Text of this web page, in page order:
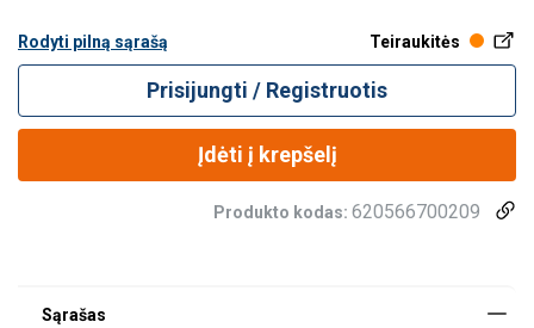
Rodyti pilną sąrašą Teiraukitės
Prisijungti / Registruotis
Įdėti į krepšelį
Produkto kodas: 620566700209